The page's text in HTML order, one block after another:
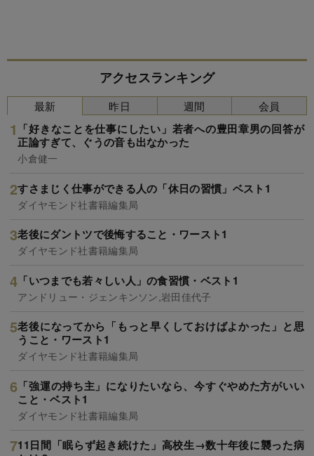
アクセスランキング
最新
「好きなことを仕事にしたい」若者への豊田章男の回答が
正論すぎて、ぐうの音も出なかった
小倉健一
すさまじく仕事ができる人の「休日の習慣」ベスト1
ダイヤモンド社書籍編集局
老後にダントツで後悔すること・ワースト1
ダイヤモンド社書籍編集局
「いつまでも若々しい人」の食習慣・ベスト1
アンドリュー・ジェンキンソン,岩田佳代子
老後になってから「もっと早くしておけばよかった」と思
うこと・ワースト1
ダイヤモンド社書籍編集局
「強運の持ち主」になりたいなら、今すぐやめた方がいい
こと・ベスト1
ダイヤモンド社書籍編集局
11日間「眠らず起き続けた」高校生→数十年後に襲った病
昨日 週間 会員